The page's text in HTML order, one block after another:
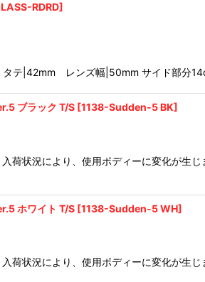
RDRD]
テ|42mm レンズ幅|50mm サイド部分
ブラック T/S [1138-Sudden-5 BK]
荷状況により、使用ボディーに変化が生
ホワイト T/S [1138-Sudden-5 WH]
荷状況により、使用ボディーに変化が生